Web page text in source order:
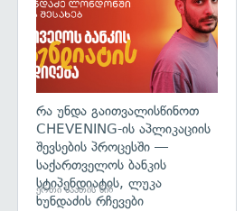
რა უნდა გაითვალისწინოთ
CHEVENING-ის აპლიკაციის
შევსების პროცესში —
საქართველოს ბანკის
სტიპენდიატის, ლუკა
ხუნდაძის რჩევები
ერთი საათის წინ